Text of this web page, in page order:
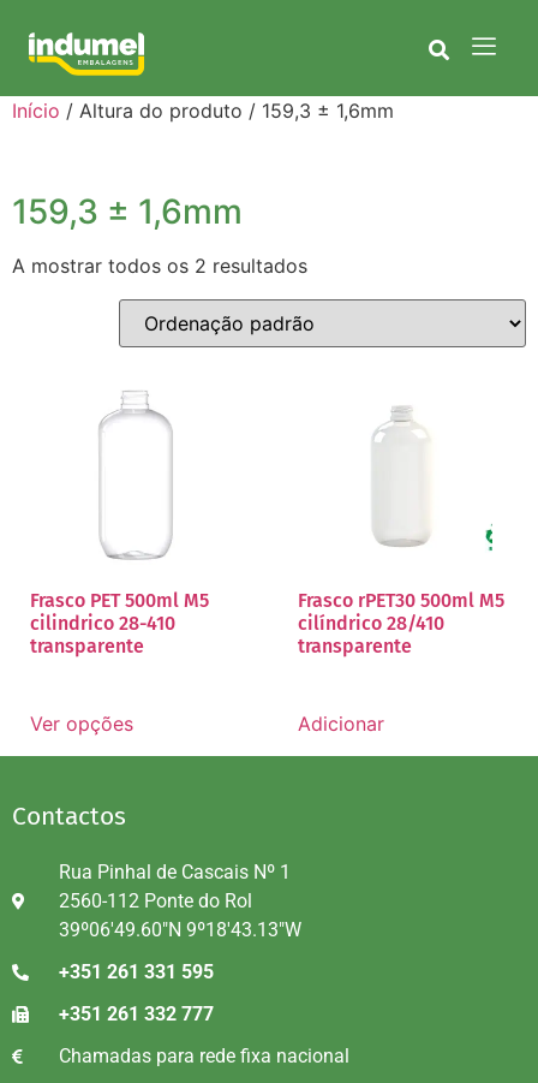
Início / Altura do produto / 159,3 ± 1,6mm
159,3 ± 1,6mm
A mostrar todos os 2 resultados
Frasco PET 500ml M5
cilindrico 28-410
transparente
Ver opções
Frasco rPET30 500ml M5
cilíndrico 28/410
transparente
Adicionar
Contactos
Rua Pinhal de Cascais Nº 1
2560-112 Ponte do Rol
39º06'49.60"N 9º18'43.13"W
+351 261 331 595
+351 261 332 777
Chamadas para rede fixa nacional